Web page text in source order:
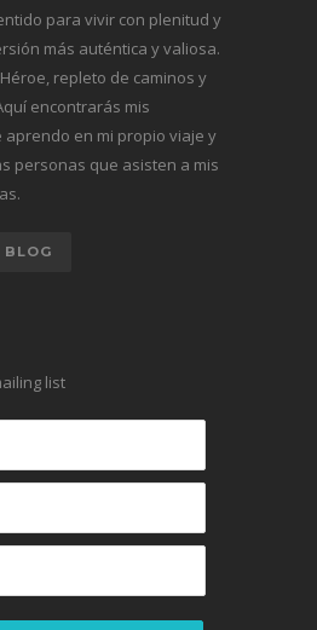
para vivir con plenitud y
más auténtica y valiosa.
repleto de caminos y
encontrarás mis
en mi propio viaje y
personas que asisten a mis
BLOG
list